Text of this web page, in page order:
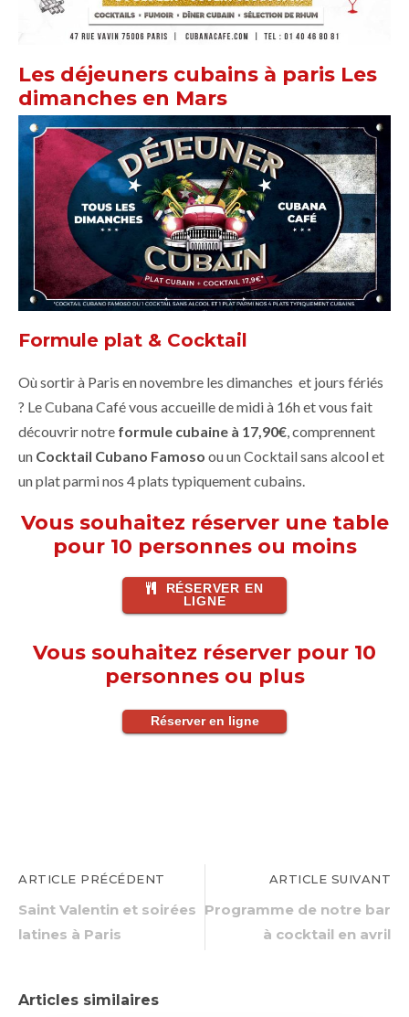
Les déjeuners cubains à paris Les
dimanches en Mars
Formule plat & Cocktail
Où sortir à Paris en novembre les dimanches et jours fériés
? Le Cubana Café vous accueille de midi à 16h et vous fait
découvrir notre formule cubaine à 17,90€, comprennent
un Cocktail Cubano Famoso ou un Cocktail sans alcool et
un plat parmi nos 4 plats typiquement cubains.
Vous souhaitez réserver une table
pour 10 personnes ou moins
RÉSERVER EN
LIGNE
Vous souhaitez réserver pour 10
personnes ou plus
Réserver en ligne
ARTICLE PRÉCÉDENT
Saint Valentin et soirées
latines à Paris
ARTICLE SUIVANT
Programme de notre bar
à cocktail en avril
Articles similaires